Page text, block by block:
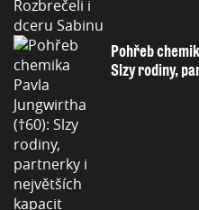
Pohřeb
Slzy rodiny,